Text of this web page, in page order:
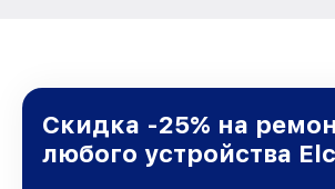
Скидка -25% на
любого устройства